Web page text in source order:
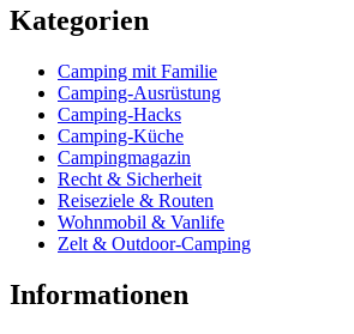
Kategorien
Camping mit Familie
Camping-Ausrüstung
Camping-Hacks
Camping-Küche
Campingmagazin
Recht & Sicherheit
Reiseziele & Routen
Wohnmobil & Vanlife
Zelt & Outdoor-Camping
Informationen